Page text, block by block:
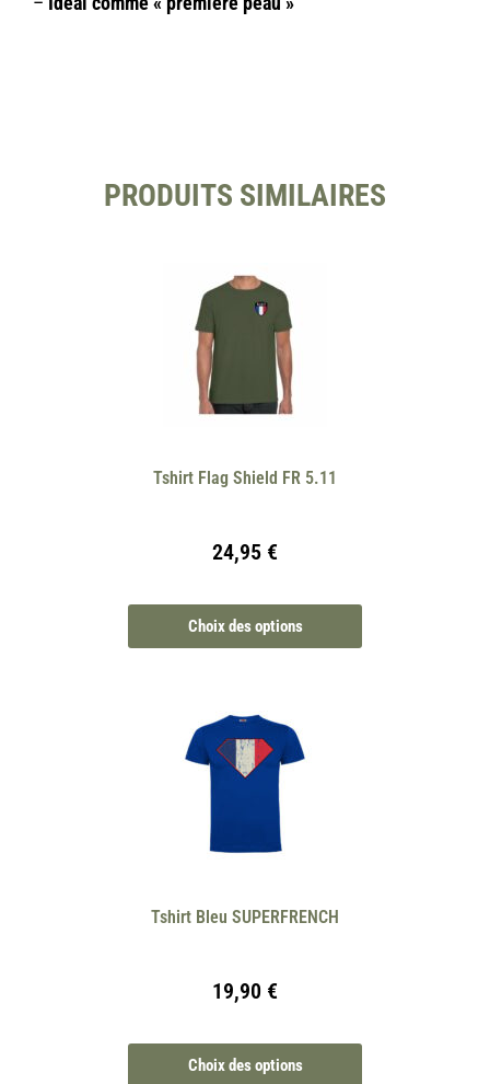
PRODUITS SIMILAIRES
Tshirt Flag Shield FR 5.11
24,95 €
Choix des options
Tshirt Bleu SUPERFRENCH
19,90 €
Choix des options